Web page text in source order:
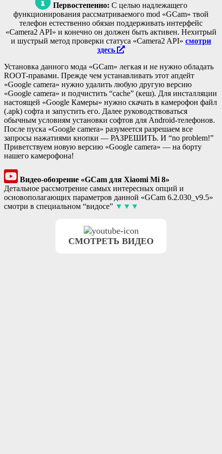
Первостепенно: С целью надлежащего
функционирования рассматриваемого mod «GCam» твой
телефон естественно обязан поддерживать интерфейс
«Camera2 API» и конечно он должен быть активен. Нехитрый
и шустрый метод проверки статуса «Camera2 API» смотри
здесь
Установка данного мода «GCam» легкая и не нужно обладать
ROOT-правами. Прежде чем устанавливать этот апдейт
«Google camera» нужно удалить любую другую версию
«Google camera» и подчистить “cache” (кеш). Для инсталляции
настоящей «Google Камеры» нужно скачать в камерофон файл
(.apk) софта и запустить его. Далее руководствоваться
обычным условиям установки софтов для Android-телефонов.
После пуска «Google camera» разумеется разрешаем все
запросы нажатиями кнопки — РАЗРЕШИТЬ. И “no problem!”
Приветствуем новую версию «Google camera» — на борту
нашего камерофона!
Видео-обозрение «GCam для Xiaomi Mi 8»
Детальное рассмотрение самых интересных опций и
основополагающих параметров данной «GCam 6.2.030_v9.5»
смотри в специальном “видосе” ▼▼▼
СМОТРЕТЬ ВИДЕО